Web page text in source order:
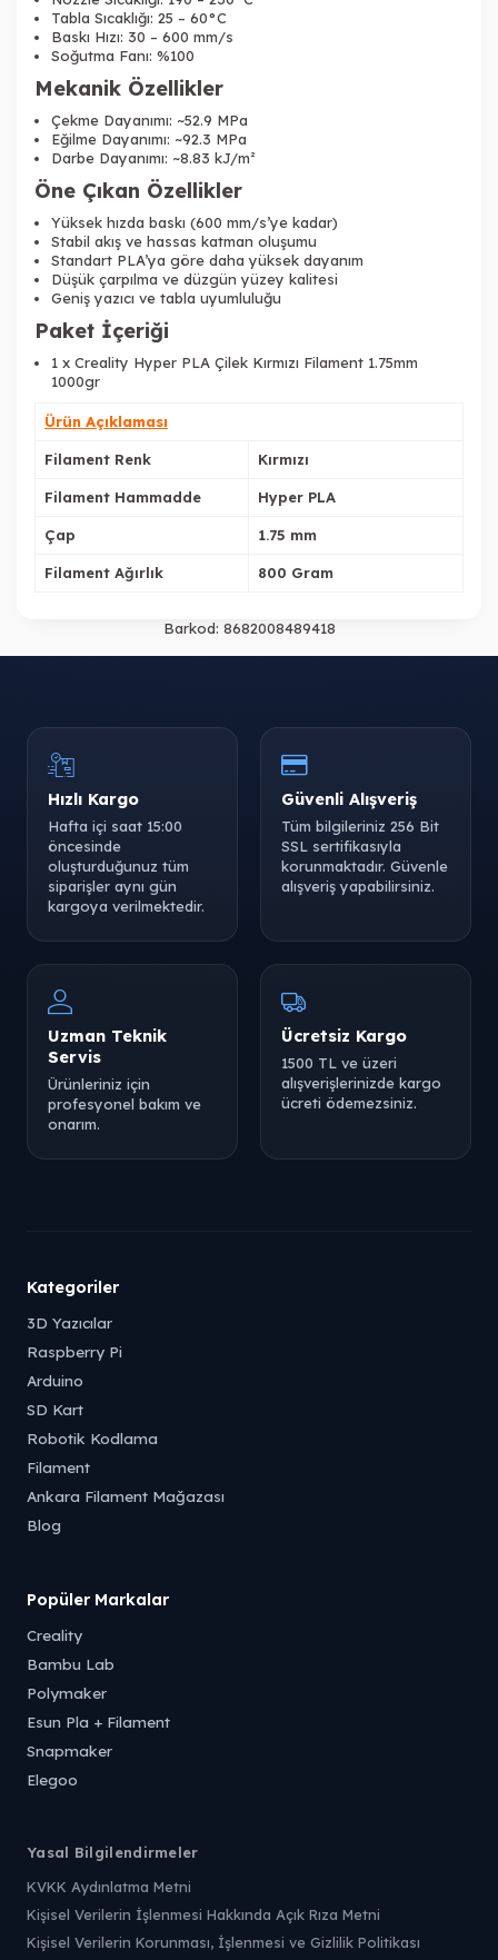
Tabla Sıcaklığı: 25 – 60°C
Baskı Hızı: 30 – 600 mm/s
Soğutma Fanı: %100
Mekanik Özellikler
Çekme Dayanımı: ~52.9 MPa
Eğilme Dayanımı: ~92.3 MPa
Darbe Dayanımı: ~8.83 kJ/m²
Öne Çıkan Özellikler
Yüksek hızda baskı (600 mm/s’ye kadar)
Stabil akış ve hassas katman oluşumu
Standart PLA’ya göre daha yüksek dayanım
Düşük çarpılma ve düzgün yüzey kalitesi
Geniş yazıcı ve tabla uyumluluğu
Paket İçeriği
1 x Creality Hyper PLA Çilek Kırmızı Filament 1.75mm
1000gr
Ürün Açıklaması
Filament Renk Kırmızı
Filament Hammadde Hyper PLA
Çap 1.75 mm
Filament Ağırlık 800 Gram
Barkod: 8682008489418
Hızlı Kargo
Hafta içi saat 15:00
öncesinde
oluşturduğunuz tüm
siparişler aynı gün
kargoya verilmektedir.
Güvenli Alışveriş
Tüm bilgileriniz 256 Bit
SSL sertifikasıyla
korunmaktadır. Güvenle
alışveriş yapabilirsiniz.
Uzman Teknik
Servis
Ürünleriniz için
profesyonel bakım ve
onarım.
Ücretsiz Kargo
1500 TL ve üzeri
alışverişlerinizde kargo
ücreti ödemezsiniz.
Kategoriler
3D Yazıcılar
Raspberry Pi
Arduino
SD Kart
Robotik Kodlama
Filament
Ankara Filament Mağazası
Blog
Popüler Markalar
Creality
Bambu Lab
Polymaker
Esun Pla + Filament
Snapmaker
Elegoo
Yasal Bilgilendirmeler
KVKK Aydınlatma Metni
Kişisel Verilerin İşlenmesi Hakkında Açık Rıza Metni
Kişisel Verilerin Korunması, İşlenmesi ve Gizlilik Politikası